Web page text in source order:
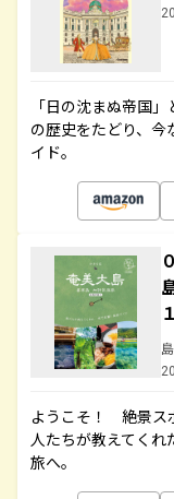
「日の沈まぬ帝国
の歴史をたどり、
イド。
ようこそ！ 絶景ス
人たちが教えてくれ
旅へ。